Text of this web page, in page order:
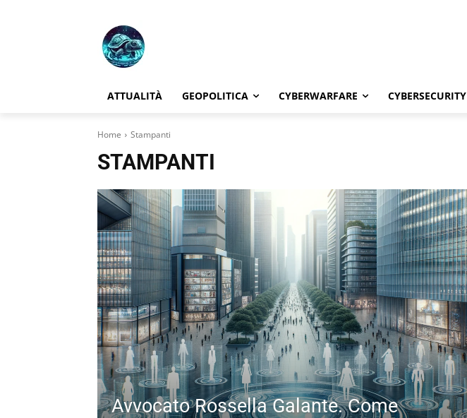
ATTUALITÀ GEOPOLITICA CYBERWARFARE CYBERSECURITY
Home Stampanti
STAMPANTI
Avvocato Rossella Galante. Come